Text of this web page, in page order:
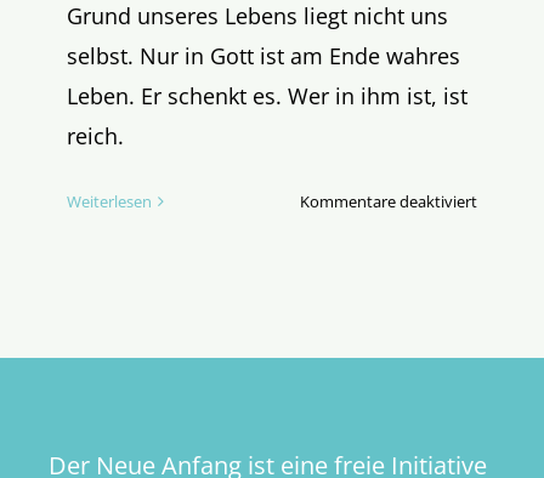
Grund unseres Lebens liegt nicht uns
selbst. Nur in Gott ist am Ende wahres
Leben. Er schenkt es. Wer in ihm ist, ist
reich.
Weiterlesen Kommentare deaktiviertfür
Der Neue Anfang ist eine freie Initiative